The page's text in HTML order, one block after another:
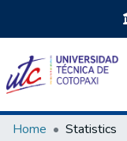
Communities &
Home Statistics